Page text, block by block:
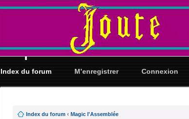
Index du forum M’enregistrer Connexion
Index du forum ‹ Magic l'Assemblée